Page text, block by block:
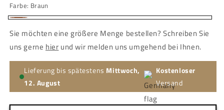
Farbe: Braun
Sie möchten eine größere Menge bestellen? Schreiben Sie
uns gerne hier und wir melden uns umgehend bei Ihnen.
Lieferung bis spätestens Mittwoch,
12. August
Kostenloser
Versand